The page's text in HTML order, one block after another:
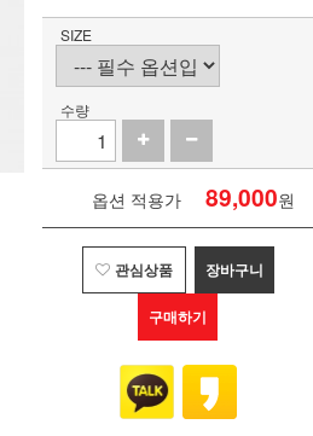
SIZE
수량
옵션 적용가 89,000원
관심상품 장바구니
구매하기